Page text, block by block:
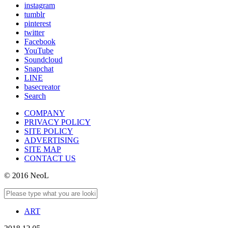
instagram
tumblr
pinterest
twitter
Facebook
YouTube
Soundcloud
Snapchat
LINE
basecreator
Search
COMPANY
PRIVACY POLICY
SITE POLICY
ADVERTISING
SITE MAP
CONTACT US
© 2016 NeoL
ART